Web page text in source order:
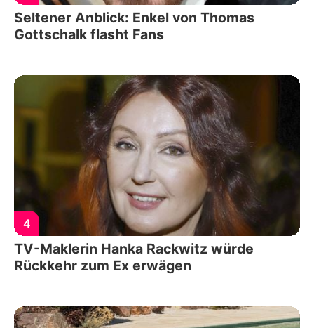
Seltener Anblick: Enkel von Thomas
Gottschalk flasht Fans
4
TV-Maklerin Hanka Rackwitz würde
Rückkehr zum Ex erwägen